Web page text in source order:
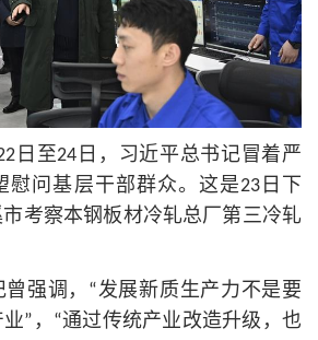
日至24日，习近平总书记冒着严
慰问基层干部群众。这是23日下
考察本钢板材冷轧总厂第三冷轧
曾强调，“发展新质生产力不是要
”，“通过传统产业改造升级，也